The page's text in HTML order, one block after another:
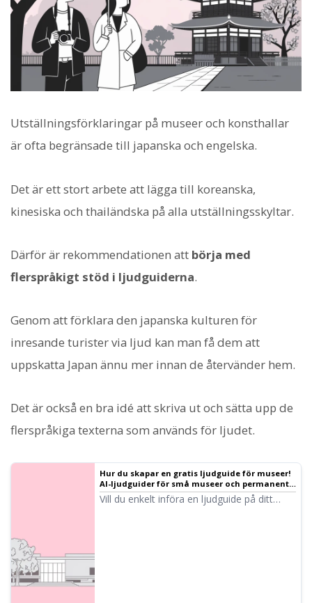
Utställningsförklaringar på museer och konsthallar
är ofta begränsade till japanska och engelska.
Det är ett stort arbete att lägga till koreanska,
kinesiska och thailändska på alla utställningsskyltar.
Därför är rekommendationen att börja med
flerspråkigt stöd i ljudguiderna.
Genom att förklara den japanska kulturen för
inresande turister via ljud kan man få dem att
uppskatta Japan ännu mer innan de återvänder hem.
Det är också en bra idé att skriva ut och sätta upp de
flerspråkiga texterna som används för ljudet.
Hur du skapar en gratis ljudguide för museer!
AI-ljudguider för små museer och permanenta
utställningar
Vill du enkelt införa en ljudguide på ditt